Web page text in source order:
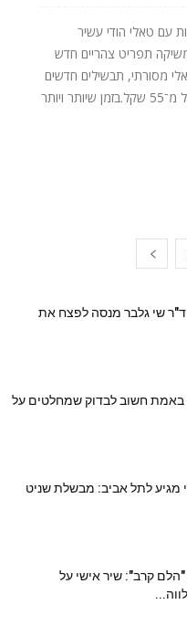
עם טאלי הודי עשיר
תפריט צהריים חדש
מסורתי, תבשילים חדשים
כמו ראג'מה וקדאי פאניר ומחירים החל מ־55 שקל.בזמן שיותר ויותר
ד"ר שי גלבר מנסה לפצח את
באמת חשוב לבדוק שמחלטים על
מגיע לתל אביב: מבשלת שניט
"הלם קרב": שיר אישי על